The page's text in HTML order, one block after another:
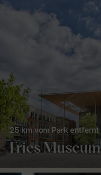
Fries Museum
25 km vom Park entfernt